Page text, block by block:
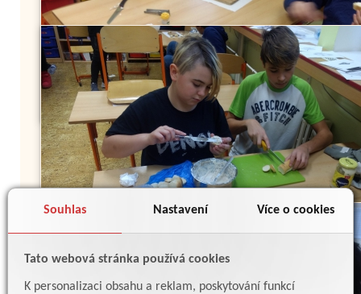
Souhlas Nastavení Více o cookies
Tato webová stránka používá cookies
K personalizaci obsahu a reklam, poskytování funkcí